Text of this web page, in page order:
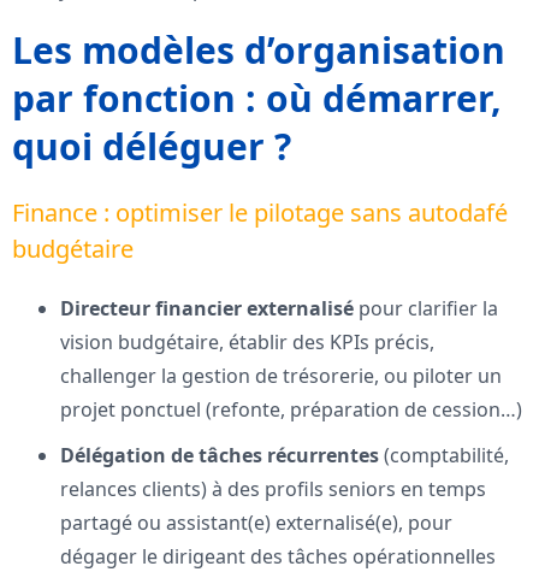
Les modèles d’organisation
par fonction : où démarrer,
quoi déléguer ?
Finance : optimiser le pilotage sans autodafé
budgétaire
Directeur financier externalisé pour clarifier la
vision budgétaire, établir des KPIs précis,
challenger la gestion de trésorerie, ou piloter un
projet ponctuel (refonte, préparation de cession…)
Délégation de tâches récurrentes(comptabilité,
relances clients) à des profils seniors en temps
partagé ou assistant(e) externalisé(e), pour
dégager le dirigeant des tâches opérationnelles